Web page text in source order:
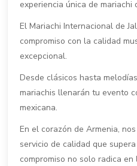
experiencia única de
El Mariachi Internacional de
compromiso con la calidad
excepcional.
Desde clásicos hasta
mariachis llenarán tu evento
mexicana.
En el corazón de Armenia,
servicio de calidad que
compromiso no solo radica